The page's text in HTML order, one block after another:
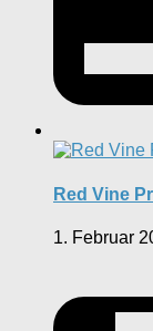
Red Vine
1. Februar